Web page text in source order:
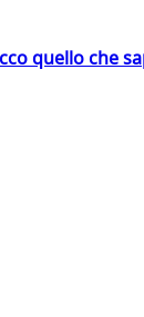
quello che